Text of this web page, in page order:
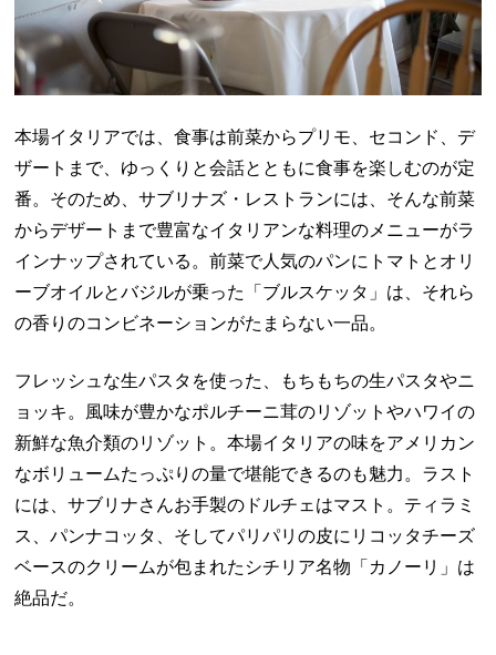
本場イタリアでは、食事は前菜からプリモ、セコンド、デ
ザートまで、ゆっくりと会話とともに食事を楽しむのが定
番。そのため、サブリナズ・レストランには、そんな前菜
からデザートまで豊富なイタリアンな料理のメニューがラ
インナップされている。前菜で人気のパンにトマトとオリ
ーブオイルとバジルが乗った「ブルスケッタ」は、それら
の香りのコンビネーションがたまらない一品。
フレッシュな生パスタを使った、もちもちの生パスタやニ
ョッキ。風味が豊かなポルチーニ茸のリゾットやハワイの
新鮮な魚介類のリゾット。本場イタリアの味をアメリカン
なボリュームたっぷりの量で堪能できるのも魅力。ラスト
には、サブリナさんお手製のドルチェはマスト。ティラミ
ス、パンナコッタ、そしてパリパリの皮にリコッタチーズ
ベースのクリームが包まれたシチリア名物「カノーリ」は
絶品だ。